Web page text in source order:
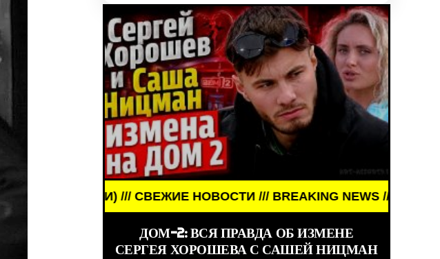
СВЕЖИЕ НОВОСТИ /// BREAKING NEWS /// НОВОСТИ (СМИ) ///
ДОМ-2: ВСЯ ПРАВДА ОБ ИЗМЕНЕ
СЕРГЕЯ ХОРОШЕВА С САШЕЙ НИЦМАН